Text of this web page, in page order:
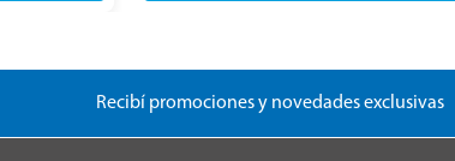
Recibí promociones y novedades exclusivas